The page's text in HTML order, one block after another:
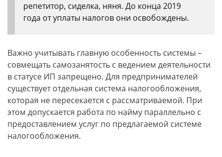
репетитор, сиделка, няня. До конца 2019
года от уплаты налогов они освобождены.
Важно учитывать главную особенность системы –
совмещать самозанятость с ведением деятельности
в статусе ИП запрещено. Для предпринимателей
существует отдельная система налогообложения,
которая не пересекается с рассматриваемой. При
этом допускается работа по найму параллельно с
предоставлением услуг по предлагаемой системе
налогообложения.